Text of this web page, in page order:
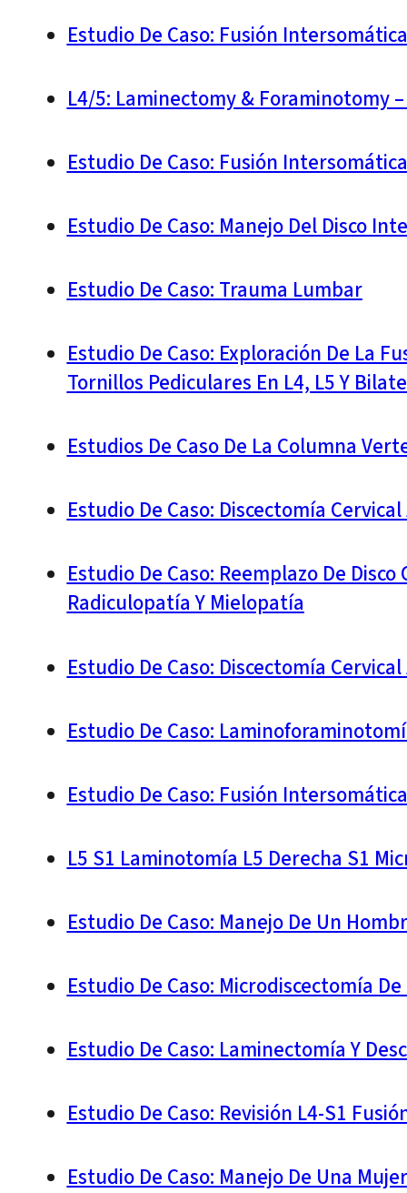
Estudio De Caso: Fusión
L4/5: Laminectomy & Foraminotomy
Estudio De Caso: Fusión
Estudio De Caso: Manejo Del Disco
Estudio De Caso: Trauma Lumbar
Estudio De Caso: Exploración De La
Tornillos Pediculares En L4, L5 Y
Estudios De Caso De La Columna
Estudio De Caso: Discectomía
Estudio De Caso: Reemplazo De
Radiculopatía Y Mielopatía
Estudio De Caso: Discectomía
Estudio De Caso:
Estudio De Caso: Fusión
L5 S1 Laminotomía L5 Derecha S1
Estudio De Caso: Manejo De Un
Estudio De Caso: Microdiscectomía
Estudio De Caso: Laminectomía Y
Estudio De Caso: Revisión L4-S1
Estudio De Caso: Manejo De Una